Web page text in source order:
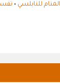
للنابلسي •